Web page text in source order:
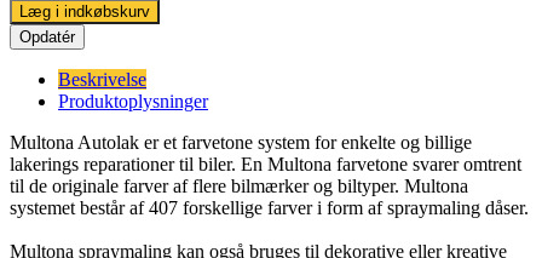
Læg i indkøbskurv
Beskrivelse
Produktoplysninger
Multona Autolak er et farvetone system for enkelte og billige
lakerings reparationer til biler. En Multona farvetone svarer omtrent
til de originale farver af flere bilmærker og biltyper. Multona
systemet består af 407 forskellige farver i form af spraymaling dåser.
Multona spraymaling kan også bruges til dekorative eller kreative